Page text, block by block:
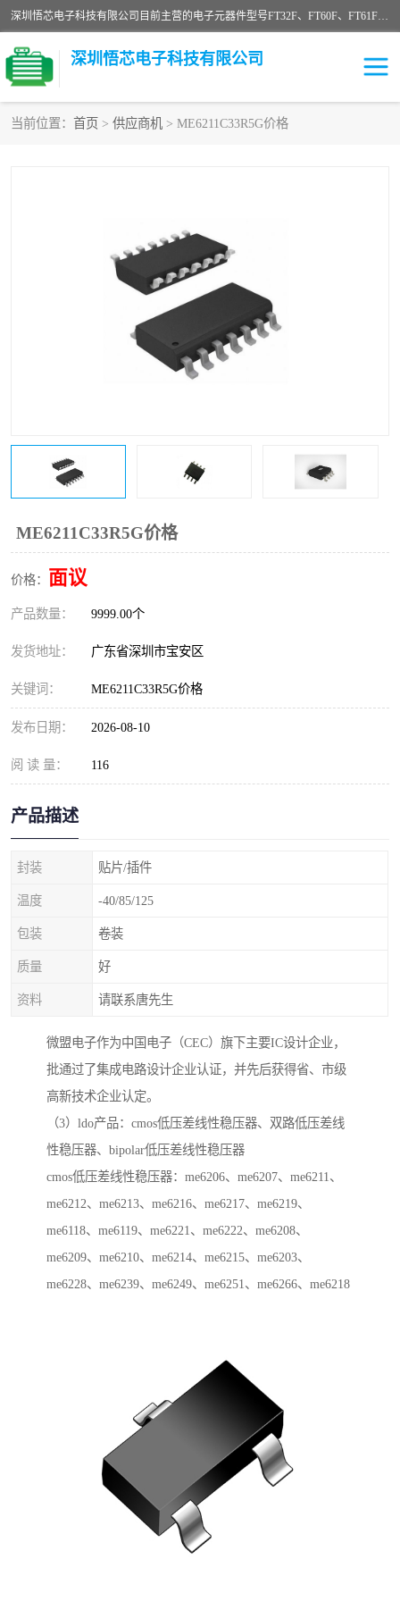
深圳悟芯电子科技有限公司目前主营的电子元器件型号FT32F、FT60F、FT61F、FT62F、FT64F、FT61FC、MCU EEPROM MOS LDO 稳压管 触摸IC DC-DC AC-DC 协议IC等，广泛应用于LED射灯、LED日光灯、等诸多领域。
深圳悟芯电子科技有限公司
当前位置： 首页 > 供应商机 > ME6211C33R5G价格
ME6211C33R5G价格
价格： 面议
产品数量： 9999.00个
发货地址： 广东省深圳市宝安区
关键词： ME6211C33R5G价格
发布日期： 2026-08-10
阅 读 量： 116
产品描述
封装 贴片/插件
温度 -40/85/125
包装 卷装
质量 好
资料 请联系唐先生
微盟电子作为中国电子（CEC）旗下主要IC设计企业，
批通过了集成电路设计企业认证，并先后获得省、市级
高新技术企业认定。
（3）ldo产品：cmos低压差线性稳压器、双路低压差线
性稳压器、bipolar低压差线性稳压器
cmos低压差线性稳压器：me6206、me6207、me6211、
me6212、me6213、me6216、me6217、me6219、
me6118、me6119、me6221、me6222、me6208、
me6209、me6210、me6214、me6215、me6203、
me6228、me6239、me6249、me6251、me6266、me6218
FT32F
FT61F
FT64F
FT61F022
FT61F021